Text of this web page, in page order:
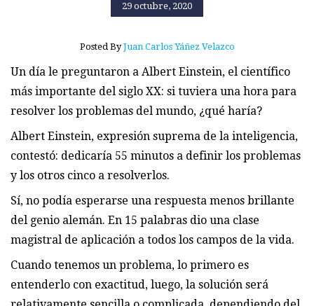
29 octubre, 2020
Posted ByJuan Carlos Yáñez Velazco
Un día le preguntaron a Albert Einstein, el científico
más importante del siglo XX: si tuviera una hora para
resolver los problemas del mundo, ¿qué haría?
Albert Einstein, expresión suprema de la inteligencia,
contestó: dedicaría 55 minutos a definir los problemas
y los otros cinco a resolverlos.
Sí, no podía esperarse una respuesta menos brillante
del genio alemán. En 15 palabras dio una clase
magistral de aplicación a todos los campos de la vida.
Cuando tenemos un problema, lo primero es
entenderlo con exactitud, luego, la solución será